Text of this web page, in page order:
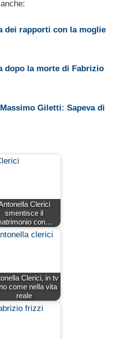
dei rapporti con la moglie
dopo la morte di Fabrizio
Giletti: Sapeva di
Clerici
smentisce il
con…
Clerici, in tv
come nella vita
reale